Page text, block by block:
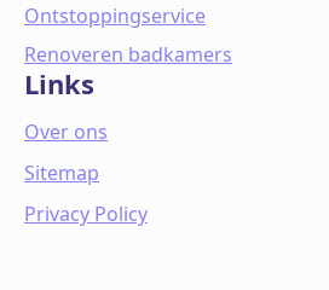
Ontstoppingservice
Renoveren badkamers
Links
Over ons
Sitemap
Privacy Policy